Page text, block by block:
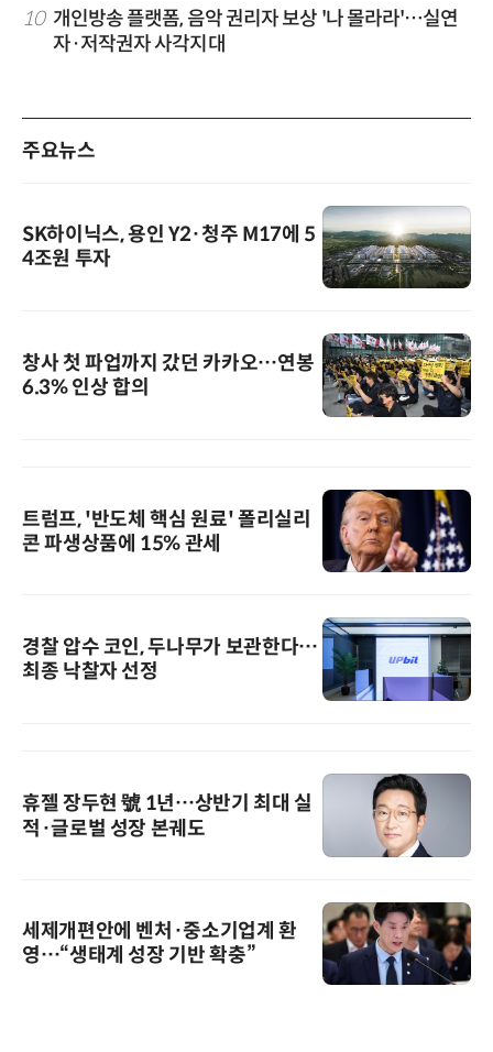
10 개인방송 플랫폼, 음악 권리자 보상 '나 몰라라'…실연
자·저작권자 사각지대
주요뉴스
SK하이닉스, 용인 Y2·청주 M17에 5
4조원 투자
창사 첫 파업까지 갔던 카카오…연봉
6.3% 인상 합의
트럼프, '반도체 핵심 원료' 폴리실리
콘 파생상품에 15% 관세
경찰 압수 코인, 두나무가 보관한다…
최종 낙찰자 선정
휴젤 장두현 號 1년…상반기 최대 실
적·글로벌 성장 본궤도
세제개편안에 벤처·중소기업계 환
영…“생태계 성장 기반 확충”